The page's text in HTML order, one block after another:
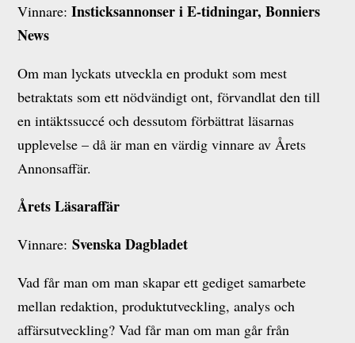
Vinnare:Insticksannonser i E-tidningar, Bonniers
News
Om man lyckats utveckla en produkt som mest
betraktats som ett nödvändigt ont, förvandlat den till
en intäktssuccé och dessutom förbättrat läsarnas
upplevelse – då är man en värdig vinnare av Årets
Annonsaffär.
Årets Läsaraffär
Vinnare:Svenska Dagbladet
Vad får man om man skapar ett gediget samarbete
mellan redaktion, produktutveckling, analys och
affärsutveckling? Vad får man om man går från